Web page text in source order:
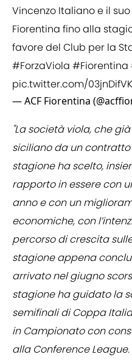
Vincenzo Italiano e il
Fiorentina fino alla
favore del Club per la
#ForzaViola #Fiorentina
pic.twitter.com/
— ACF Fiorentina
"La società viola, che
siciliano da un
stagione ha scelto,
rapporto in essere con
anno e con un
economiche, con
percorso di crescita
stagione appena
arrivato nel giugno
stagione ha guidato la
semifinali di Coppa
in Campionato con
alla Conference